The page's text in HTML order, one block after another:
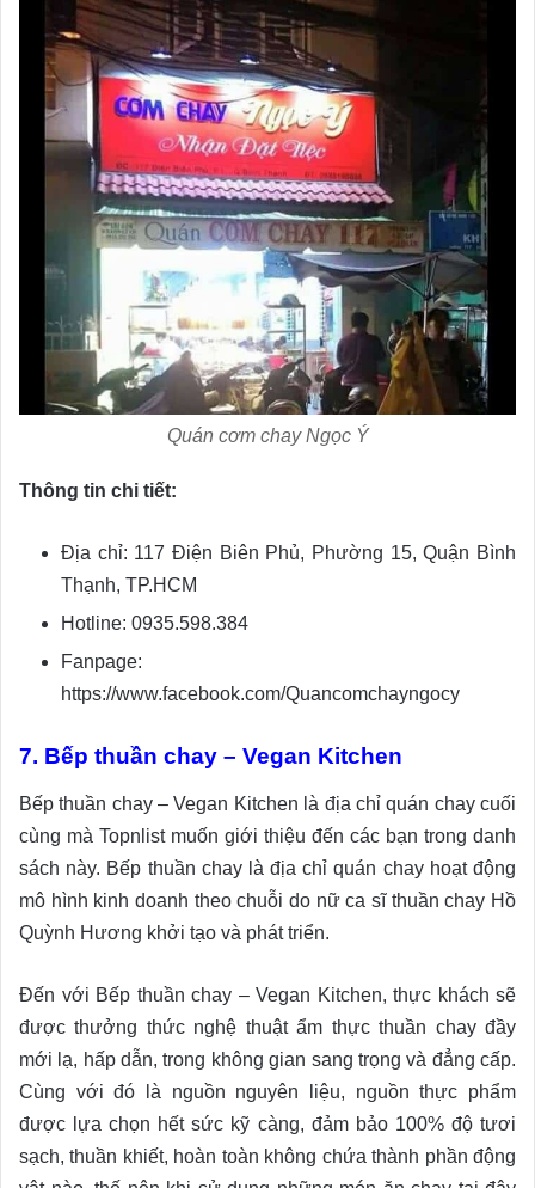
Quán cơm chay Ngọc Ý
Thông tin chi tiết:
Địa chỉ: 117 Điện Biên Phủ, Phường 15, Quận Bình
Thạnh, TP.HCM
Hotline: 0935.598.384
Fanpage:
https://www.facebook.com/Quancomchayngocy
7. Bếp thuần chay – Vegan Kitchen
Bếp thuần chay – Vegan Kitchen là địa chỉ quán chay cuối
cùng mà Topnlist muốn giới thiệu đến các bạn trong danh
sách này. Bếp thuần chay là địa chỉ quán chay hoạt động
mô hình kinh doanh theo chuỗi do nữ ca sĩ thuần chay Hồ
Quỳnh Hương khởi tạo và phát triển.
Đến với Bếp thuần chay – Vegan Kitchen, thực khách sẽ
được thưởng thức nghệ thuật ẩm thực thuần chay đầy
mới lạ, hấp dẫn, trong không gian sang trọng và đẳng cấp.
Cùng với đó là nguồn nguyên liệu, nguồn thực phẩm
được lựa chọn hết sức kỹ càng, đảm bảo 100% độ tươi
sạch, thuần khiết, hoàn toàn không chứa thành phần động